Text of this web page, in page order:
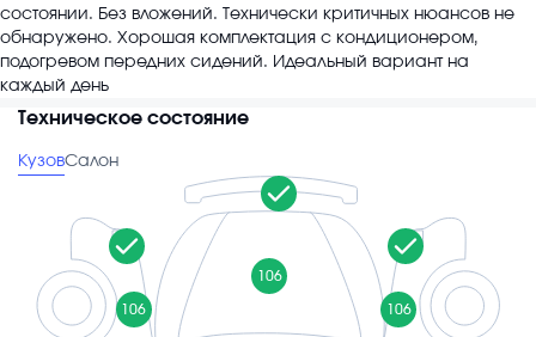
состоянии. Без вложений. Технически критичных нюансов не
обнаружено. Хорошая комплектация с кондиционером,
подогревом передних сидений. Идеальный вариант на
каждый день
Техническое состояние
КузовСалон
106
106 106